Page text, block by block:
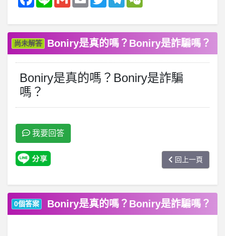
尚未解答 Boniry是真的嗎？Boniry是詐騙嗎？
Boniry是真的嗎？Boniry是詐騙
嗎？
我要回答
回上一頁
0個答案 Boniry是真的嗎？Boniry是詐騙嗎？